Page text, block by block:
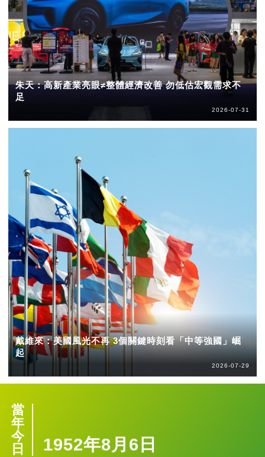
朱天：高新產業亮眼≠整體經濟改善 勿低估宏觀需求不
足
2026-07-31
戴維來：美國風光不再 3個關鍵時刻看「中等強國」崛
起
2026-07-29
當
年
今
日
1952年8月6日